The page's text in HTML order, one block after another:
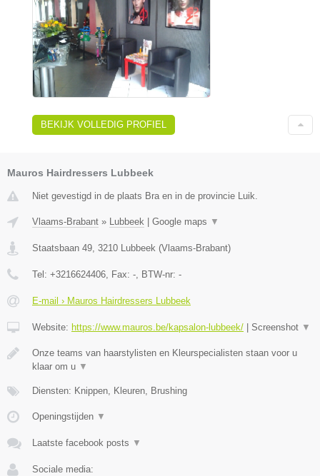
BEKIJK VOLLEDIG PROFIEL
Mauros Hairdressers Lubbeek
Niet gevestigd in de plaats Bra en in de provincie Luik.
Vlaams-Brabant » Lubbeek Google maps ▼
Staatsbaan 49, 3210 Lubbeek (Vlaams-Brabant)
Tel: +3216624406, Fax: -, BTW-nr: -
E-mail › Mauros Hairdressers Lubbeek
Website: https://www.mauros.be/kapsalon-lubbeek/ Screenshot ▼
Onze teams van haarstylisten en Kleurspecialisten staan voor u
klaar om u ▼
Diensten: Knippen, Kleuren, Brushing
Openingstijden ▼
Laatste facebook posts ▼
Sociale media: